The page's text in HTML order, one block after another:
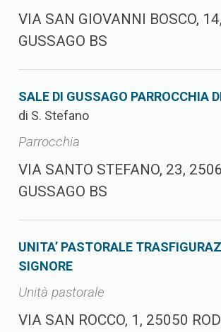
VIA SAN GIOVANNI BOSCO,
GUSSAGO BS
SALE DI GUSSAGO PARROCCHIA
di S. Stefano
Parrocchia
VIA SANTO STEFANO, 23,
GUSSAGO BS
UNITA’ PASTORALE
SIGNORE
Unità pastorale
VIA SAN ROCCO, 1, 25050